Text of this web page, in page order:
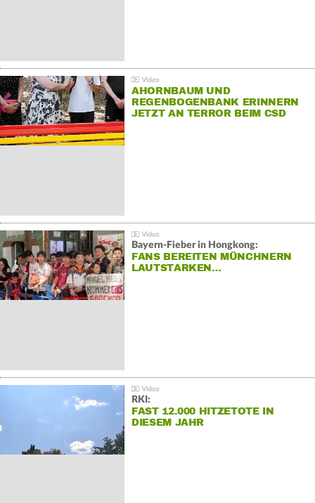
AHORNBAUM UND
REGENBOGENBANK ERINNERN
JETZT AN TERROR BEIM CSD
Bayern-Fieber in Hongkong:
FANS BEREITEN MÜNCHNERN
LAUTSTARKEN…
RKI:
FAST 12.000 HITZETOTE IN
DIESEM JAHR